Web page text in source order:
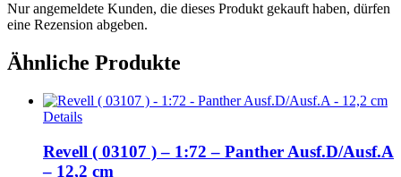
Nur angemeldete Kunden, die dieses Produkt gekauft haben, dürfen
eine Rezension abgeben.
Ähnliche Produkte
Details
Revell ( 03107 ) – 1:72 – Panther Ausf.D/Ausf.A
– 12,2 cm